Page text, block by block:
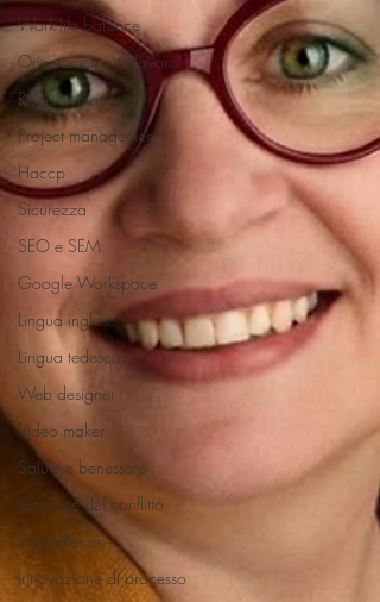
Work-life balance
Orientamento al lavoro
Risorse umane
Project management
Haccp
Sicurezza
SEO e SEM
Google Workspace
Lingua inglese
Lingua tedesca
Web designer
Video maker
Salute e benessere
Gestione del conflitto
Dipendenze
Innovazione di processo